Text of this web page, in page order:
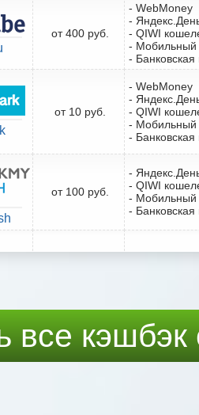
от 400 руб.
- WebMoney
-
- QIWI
- Мобильный
-
от 10 руб.
- WebMoney
-
- QIWI
- Мобильный
-
от 100 руб.
-
- QIWI
- Мобильный
-
все